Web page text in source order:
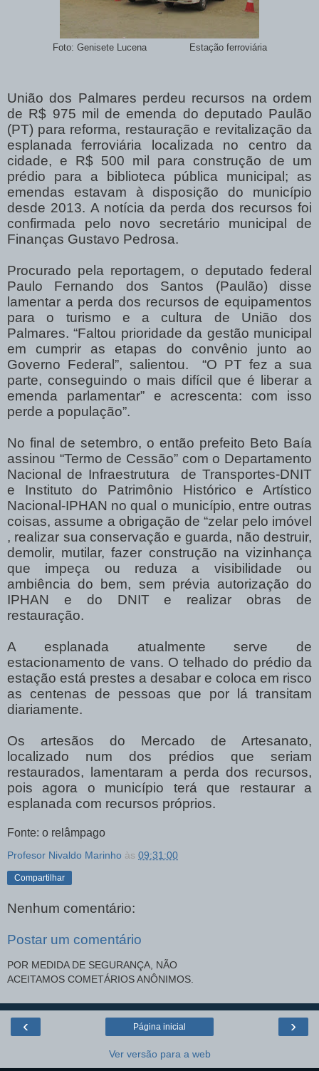
Foto: Genisete Lucena Estação ferroviária
União dos Palmares perdeu recursos na ordem
de R$ 975 mil de emenda do deputado Paulão
(PT) para reforma, restauração e revitalização da
esplanada ferroviária localizada no centro da
cidade, e R$ 500 mil para construção de um
prédio para a biblioteca pública municipal; as
emendas estavam à disposição do município
desde 2013. A notícia da perda dos recursos foi
confirmada pelo novo secretário municipal de
Finanças Gustavo Pedrosa.
Procurado pela reportagem, o deputado federal
Paulo Fernando dos Santos (Paulão) disse
lamentar a perda dos recursos de equipamentos
para o turismo e a cultura de União dos
Palmares. “Faltou prioridade da gestão municipal
em cumprir as etapas do convênio junto ao
Governo Federal”, salientou. “O PT fez a sua
parte, conseguindo o mais difícil que é liberar a
emenda parlamentar” e acrescenta: com isso
perde a população”.
No final de setembro, o então prefeito Beto Baía
assinou “Termo de Cessão” com o Departamento
Nacional de Infraestrutura de Transportes-DNIT
e Instituto do Patrimônio Histórico e Artístico
Nacional-IPHAN no qual o município, entre outras
coisas, assume a obrigação de “zelar pelo imóvel
, realizar sua conservação e guarda, não destruir,
demolir, mutilar, fazer construção na vizinhança
que impeça ou reduza a visibilidade ou
ambiência do bem, sem prévia autorização do
IPHAN e do DNIT e realizar obras de
restauração.
A esplanada atualmente serve de
estacionamento de vans. O telhado do prédio da
estação está prestes a desabar e coloca em risco
as centenas de pessoas que por lá transitam
diariamente.
Os artesãos do Mercado de Artesanato,
localizado num dos prédios que seriam
restaurados, lamentaram a perda dos recursos,
pois agora o município terá que restaurar a
esplanada com recursos próprios.
Fonte: o relâmpago
Profesor Nivaldo Marinho às 09:31:00
Compartilhar
Nenhum comentário:
Postar um comentário
POR MEDIDA DE SEGURANÇA, NÃO
ACEITAMOS COMETÁRIOS ANÔNIMOS.
‹ ›
Página inicial
Ver versão para a web